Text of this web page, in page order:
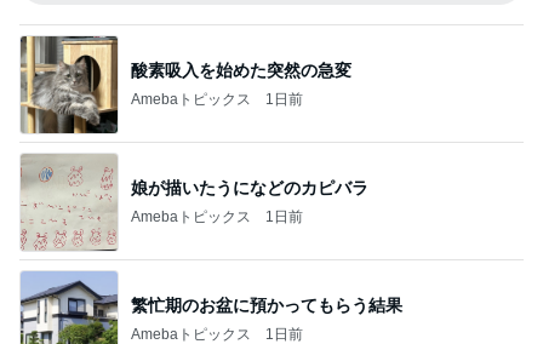
酸素吸入を始めた突然の急変
Amebaトピックス 1日前
娘が描いたうになどのカピバラ
Amebaトピックス 1日前
繁忙期のお盆に預かってもらう結果
Amebaトピックス 1日前